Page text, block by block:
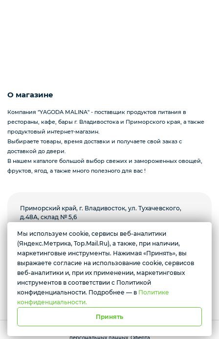
Яйцо
Подарочные наборы из ягод и фруктов
О магазине
Компания "YAGODA MALINA" - поставщик продуктов питания в
рестораны, кафе, бары г. Владивостока и Приморского края, а также
продуктовый интернет-магазин.
Выбираете товары, время доставки и получаете свой заказ с
доставкой до двери.
В нашем каталоге большой выбор свежих и замороженных овощей,
фруктов, ягод, а также много полезного для вас !
Приморский край, г. Владивосток, ул. Тухачевского,
д.48А, склад № 5,6
Пн-пт с 8.00 до 18.00, суббота с 9.00 до 13.00.
Воскресенье выходной
Условия доставки
*Instagram призана экстремистской организацией и запрещена в
РФ
Мы используем cookie, сервисы веб-аналитики
(Яндекс.Метрика, Top.Mail.Ru), а также, при наличии,
маркетинговые инструменты. Нажимая «Принять», вы
выражаете согласие на использование cookie, сервисов
веб-аналитики и, при их применении, маркетинговых
инструментов в соответствии с Политикой
конфиденциальности. Подробнее — в Политике
конфиденциальности.
Принять
Желаете подозвать сотрудника
Нет